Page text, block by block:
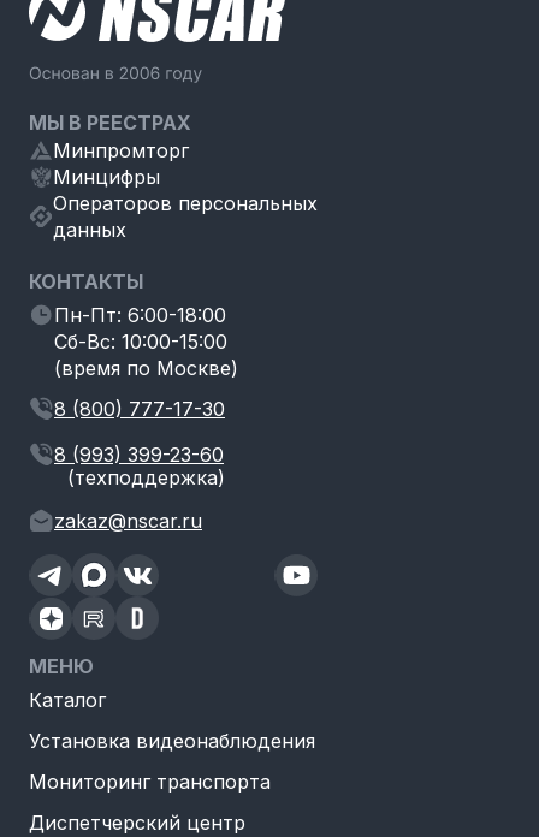
МЫ В РЕЕСТРАХ
Минпромторг
Минцифры
Операторов персональных
данных
КОНТАКТЫ
Пн-Пт: 6:00-18:00
Сб-Вс: 10:00-15:00
(время по Москве)
8 (800) 777-17-30
8 (993) 399-23-60
(техподдержка)
zakaz@nscar.ru
МЕНЮ
Каталог
Установка видеонаблюдения
Мониторинг транспорта
Диспетчерский центр